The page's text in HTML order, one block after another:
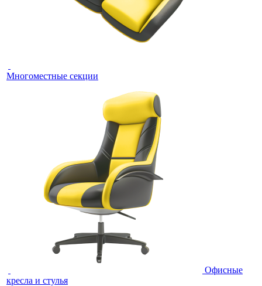
Многоместные секции
Офисные
кресла и стулья